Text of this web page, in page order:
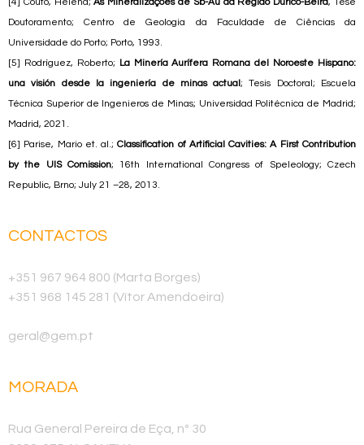
Doutoramento; Centro de Geologia da Faculdade de Ciências da
Universidade do Porto; Porto, 1993.
[5] Rodríguez, Roberto; La Minería Aurífera Romana del Noroeste Hispano:
una visión desde la ingeniería de minas actual; Tesis Doctoral; Escuela
Técnica Superior de Ingenieros de Minas; Universidad Politécnica de Madrid;
Madrid, 2021.
[6] Parise, Mario et. al.;Classification of Artificial Cavities: A First Contribution
by the UIS Comission; 16th International Congress of Speleology; Czech
Republic, Brno; July 21 –28, 2013.
CONTACTOS
+351 967 964 800 (Marta Borges)
+351 968 145 281 (Vítor Amendoeira)
geral@gem.pt
MORADA
Rua General Pereira de Eça, nº 30